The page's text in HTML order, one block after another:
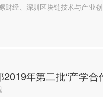
财经、深圳区块链技术与产业
年第二批“产学合